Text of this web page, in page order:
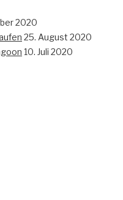
2020
25. August 2020
10. Juli 2020